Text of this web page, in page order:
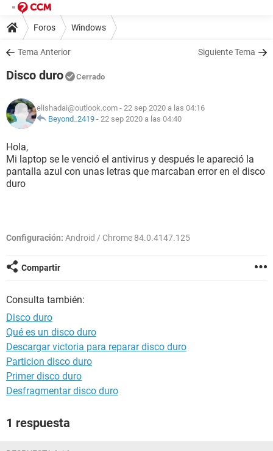
Foros Windows
Tema Anterior Siguiente Tema
Disco duro Cerrado
elishadai@outlook.com - 22 sep 2020 a las 04:16
Beyond_2419 - 22 sep 2020 a las 04:40
Hola,
Mi laptop se le venció el antivirus y después le apareció la
pantalla azul con unas letras que marcaban error en el disco
duro
Configuración: Android / Chrome 84.0.4147.125
Compartir
Consulta también:
Disco duro
Qué es un disco duro
Descargar victoria para reparar disco duro
Particion disco duro
Primer disco duro
Desfragmentar disco duro
1 respuesta